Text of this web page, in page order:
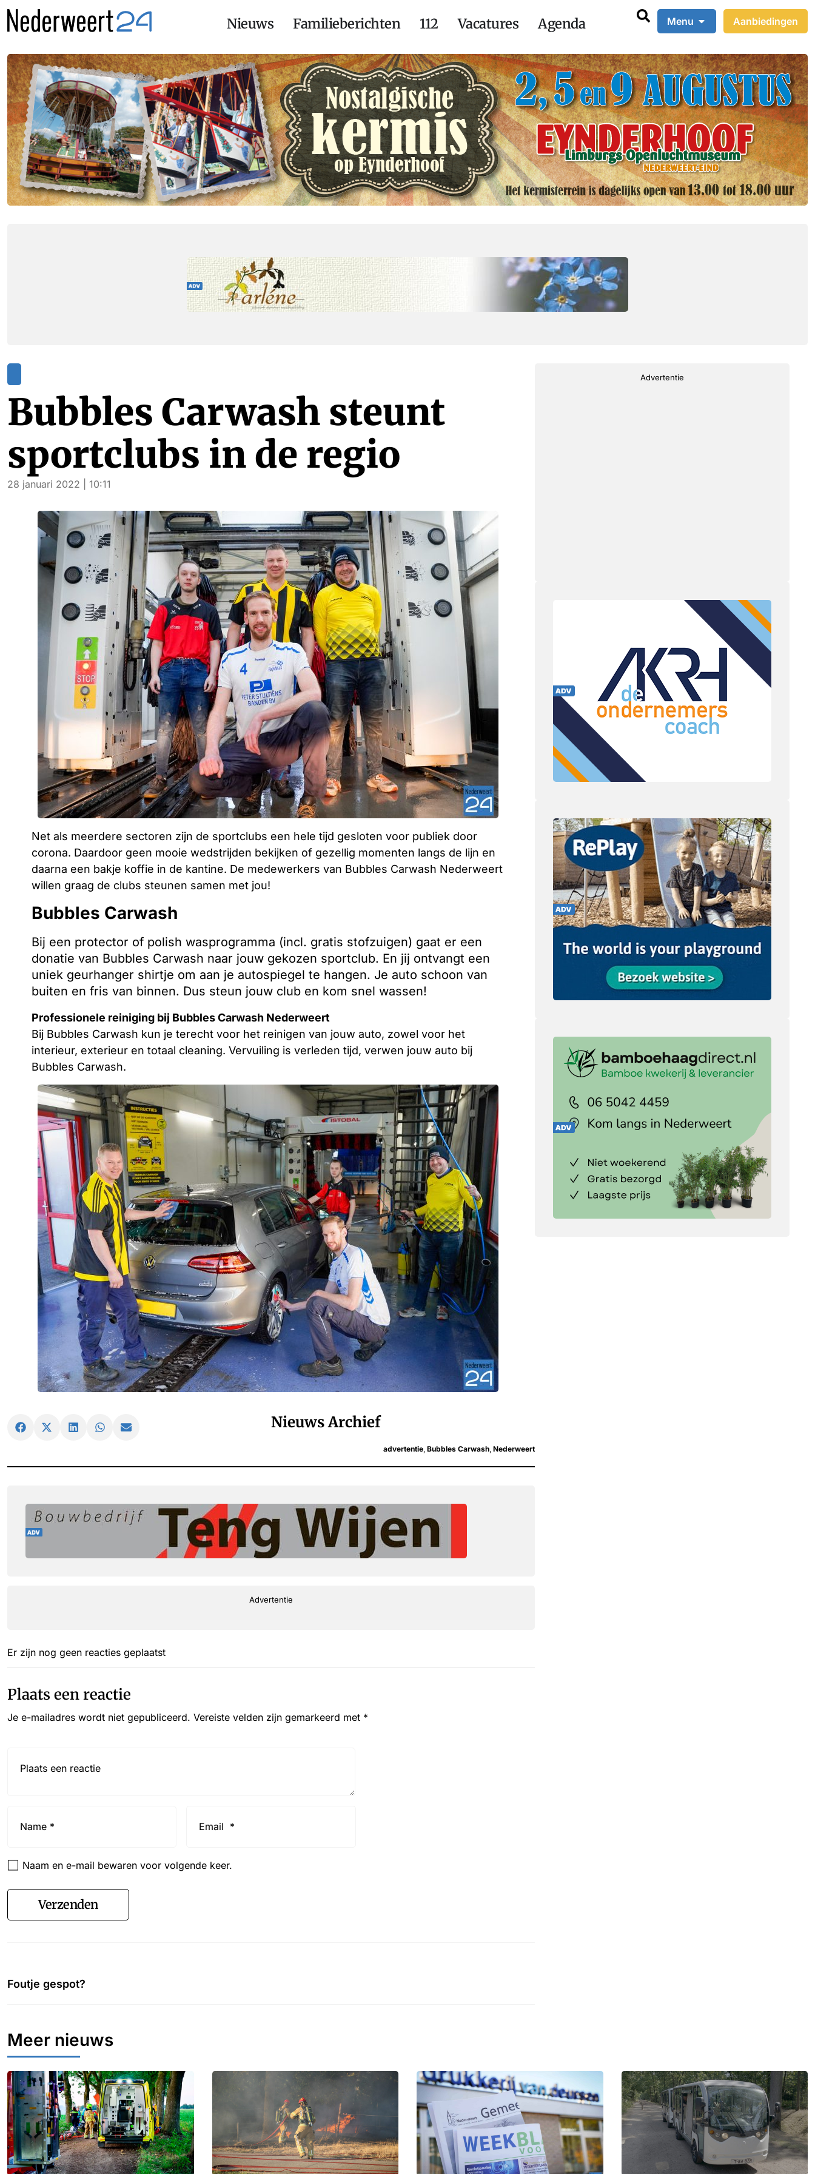
Nieuws Familieberichten 112 Vacatures Agenda Menu Aanbiedingen
Bubbles Carwash steunt
sportclubs in de regio
28 januari 2022 | 10:11
Net als meerdere sectoren zijn de sportclubs een hele tijd gesloten voor publiek door
corona. Daardoor geen mooie wedstrijden bekijken of gezellig momenten langs de lijn en
daarna een bakje koffie in de kantine. De medewerkers van Bubbles Carwash Nederweert
willen graag de clubs steunen samen met jou!
Bubbles Carwash
Bij een protector of polish wasprogramma (incl. gratis stofzuigen) gaat er een
donatie van Bubbles Carwash naar jouw gekozen sportclub. En jij ontvangt een
uniek geurhanger shirtje om aan je autospiegel te hangen. Je auto schoon van
buiten en fris van binnen. Dus steun jouw club en kom snel wassen!
Professionele reiniging bij Bubbles Carwash Nederweert
Bij Bubbles Carwash kun je terecht voor het reinigen van jouw auto, zowel voor het
interieur, exterieur en totaal cleaning. Vervuiling is verleden tijd, verwen jouw auto bij
Bubbles Carwash.
Nieuws Archief
advertentie Bubbles Carwash Nederweert
Advertentie
Er zijn nog geen reacties geplaatst
Plaats een reactie
Je e-mailadres wordt niet gepubliceerd. Vereiste velden zijn gemarkeerd met *
Naam en e-mail bewaren voor volgende keer.
Verzenden
Advertentie
Foutje gespot?
Meer nieuws